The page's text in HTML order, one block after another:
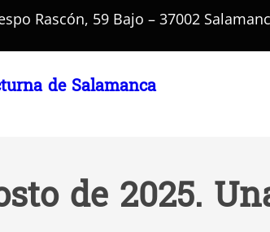
Rascón, 59 Bajo – 37002
de Salamanca
de 2025.